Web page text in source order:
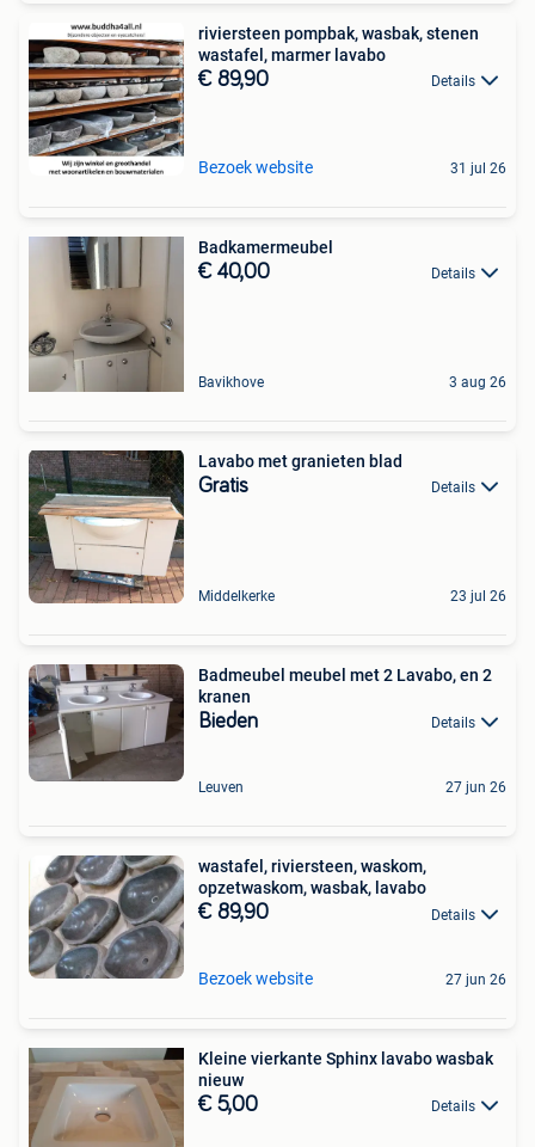
riviersteen pompbak, wasbak, stenen
wastafel, marmer lavabo
€ 89,90 Details
Bezoek website 31 jul 26
Badkamermeubel
€ 40,00 Details
Bavikhove 3 aug 26
Lavabo met granieten blad
Gratis Details
Middelkerke 23 jul 26
Badmeubel meubel met 2 Lavabo, en 2
kranen
Bieden Details
Leuven 27 jun 26
wastafel, riviersteen, waskom,
opzetwaskom, wasbak, lavabo
€ 89,90 Details
Bezoek website 27 jun 26
Kleine vierkante Sphinx lavabo wasbak
nieuw
€ 5,00 Details